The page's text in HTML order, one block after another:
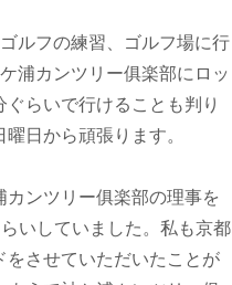
ルフの練習、ゴルフ場に行
浦カンツリー俱楽部にロッ
らいで行けることも判り
日から頑張ります。
ンツリー俱楽部の理事を
いしていました。私も京都
をさせていただいたことが